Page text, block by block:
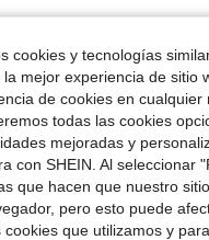
Vieron
cookies y tecnologías
mejor experiencia de sitio
de cookies en cualquier
todas las cookies
mejoradas y
con SHEIN. Al seleccionar
que hacen que nuestro
pero esto puede
cookies que utilizamos y